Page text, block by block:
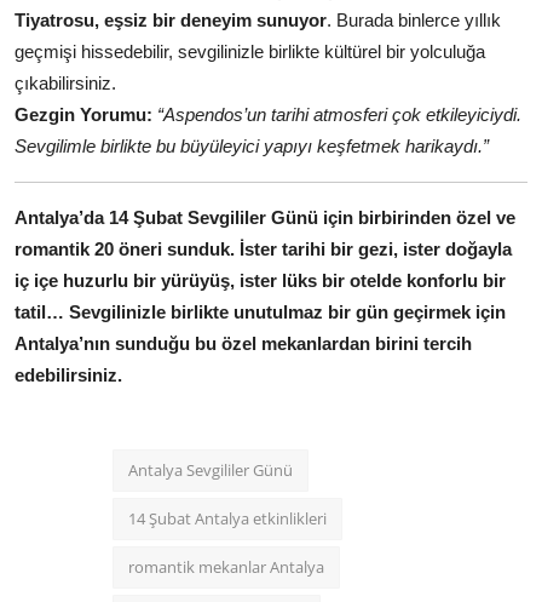
Tiyatrosu, eşsiz bir deneyim sunuyor. Burada binlerce yıllık
geçmişi hissedebilir, sevgilinizle birlikte kültürel bir yolculuğa
çıkabilirsiniz.
Gezgin Yorumu: “Aspendos’un tarihi atmosferi çok etkileyiciydi.
Sevgilimle birlikte bu büyüleyici yapıyı keşfetmek harikaydı.”
Antalya’da 14 Şubat Sevgililer Günü için birbirinden özel ve
romantik 20 öneri sunduk. İster tarihi bir gezi, ister doğayla
iç içe huzurlu bir yürüyüş, ister lüks bir otelde konforlu bir
tatil… Sevgilinizle birlikte unutulmaz bir gün geçirmek için
Antalya’nın sunduğu bu özel mekanlardan birini tercih
edebilirsiniz.
Antalya Sevgililer Günü
14 Şubat Antalya etkinlikleri
romantik mekanlar Antalya